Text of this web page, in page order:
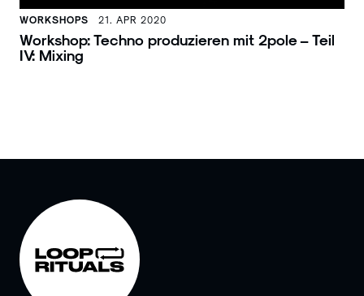
WORKSHOPS 21. APR 2020
Workshop: Techno produzieren mit 2pole – Teil
IV: Mixing